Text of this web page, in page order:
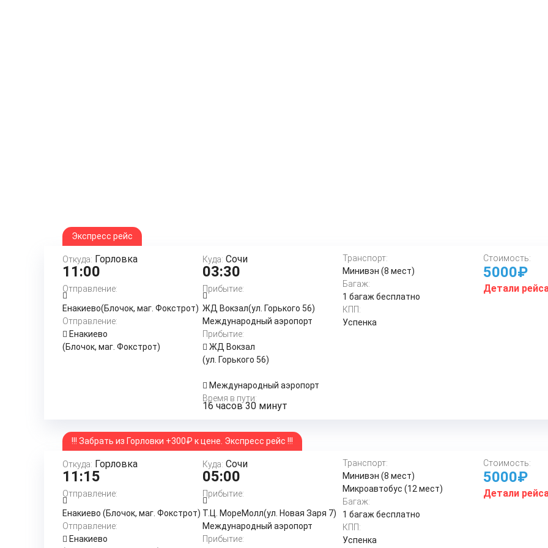
Экспресс рейс
Откуда: Горловка
11:00
Отправление:
Енакиево(Блочок, маг. Фокстрот)
Отправление:
Енакиево
(Блочок, маг. Фокстрот)
Куда: Сочи
03:30
Прибытие:
ЖД Вокзал(ул. Горького 56)
Международный аэропорт
Прибытие:
ЖД Вокзал
(ул. Горького 56)
Международный аэропорт
Время в пути:
16 часов 30 минут
Транспорт:
Минивэн (8 мест)
Багаж:
1 багаж бесплатно
КПП:
Успенка
Стоимость:
5000₽
Детали
!!! Забрать из Горловки +300₽ к цене. Экспресс рейс !!!
Откуда: Горловка
11:15
Отправление:
Енакиево (Блочок, маг. Фокстрот)
Отправление:
Енакиево
Куда: Сочи
05:00
Прибытие:
Т.Ц. МореМолл(ул. Новая Заря 7)
Международный аэропорт
Прибытие:
Транспорт:
Минивэн (8 мест)
Микроавтобус (12 мест)
Багаж:
1 багаж бесплатно
КПП:
Успенка
Стоимость:
5000₽
Детали